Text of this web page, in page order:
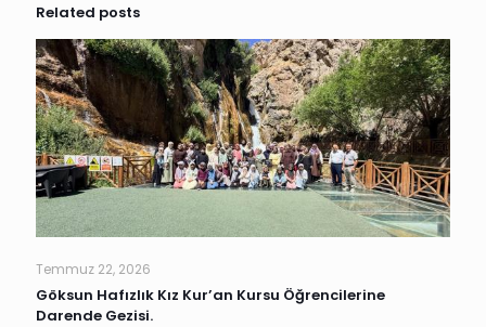
Related posts
Temmuz 22, 2026
Göksun Hafızlık Kız Kur’an Kursu Öğrencilerine
Darende Gezisi.